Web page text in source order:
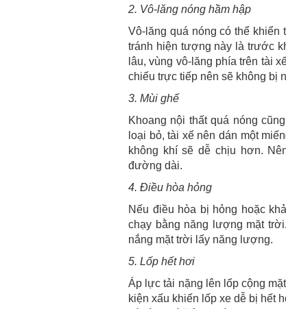
2. Vô-lăng nóng hầm hập
Vô-lăng quá nóng có thể khiển
tránh hiện tượng này là trước
lâu, vùng vô-lăng phía trên tài
chiếu trực tiếp nên sẽ không bị
3. Mùi ghế
Khoang nội thất quá nóng
loại bỏ, tài xế nên dán một
không khí sẽ dễ chịu hơn.
đường dài.
4. Điều hòa hỏng
Nếu điều hòa bị hỏng hoặc
chạy bằng năng lượng mặt
nắng mặt trời lấy năng lượng.
5. Lốp hết hơi
Áp lực tải nặng lên lốp cộng
kiện xấu khiến lốp xe dễ bị hết